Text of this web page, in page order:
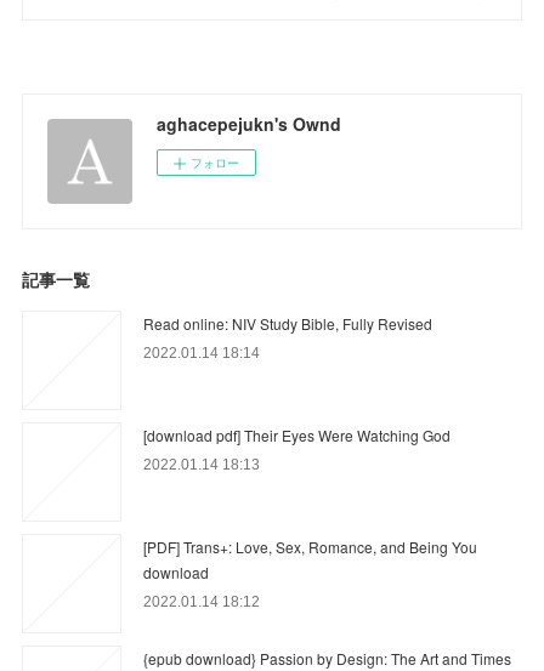
aghacepejukn's Ownd
フォロー
記事一覧
Read online: NIV Study Bible, Fully Revised
2022.01.14 18:14
[download pdf] Their Eyes Were Watching God
2022.01.14 18:13
[PDF] Trans+: Love, Sex, Romance, and Being You
download
2022.01.14 18:12
{epub download} Passion by Design: The Art and Times